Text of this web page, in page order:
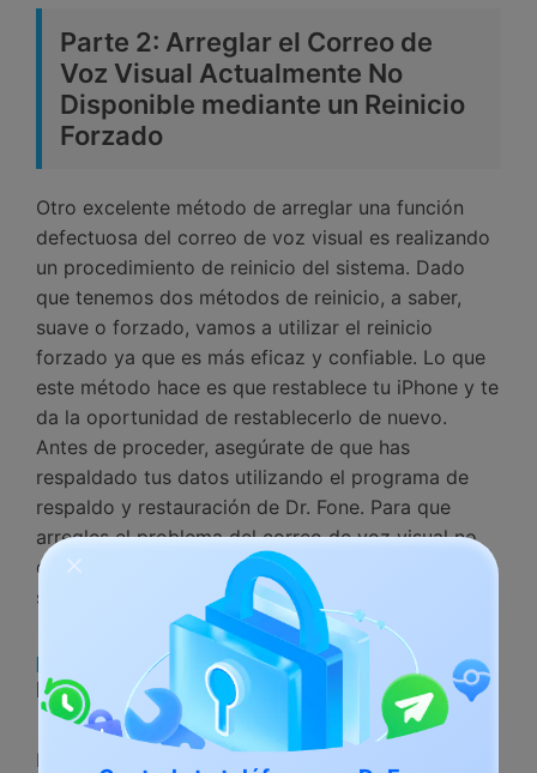
Parte 2: Arreglar el Correo de
Voz Visual Actualmente No
Disponible mediante un Reinicio
Forzado
Otro excelente método de arreglar una función
defectuosa del correo de voz visual es realizando
un procedimiento de reinicio del sistema. Dado
que tenemos dos métodos de reinicio, a saber,
suave o forzado, vamos a utilizar el reinicio
forzado ya que es más eficaz y confiable. Lo que
este método hace es que restablece tu iPhone y te
da la oportunidad de restablecerlo de nuevo.
Antes de proceder, asegúrate de que has
respaldado tus datos utilizando el programa de
respaldo y restauración de Dr. Fone. Para que
arregles el problema del correo de voz visual no
disponible de iPhone mediante el reinicio del
sistema, utiliza los siguiente pasos.
Paso 1:
Mantén los Botones de Poder e
Inicio
Para que realices un reinicio forzado, presiona